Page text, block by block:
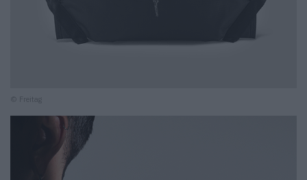
© Freitag